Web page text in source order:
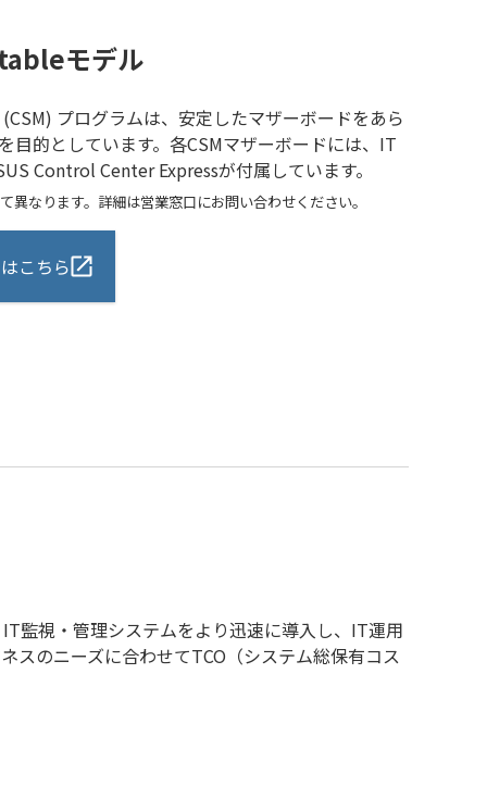
モデル
プログラムは、安定したマザーボードをあら
目的としています。各CSMマザーボードには、IT
Control Center Expressが付属しています。
異なります。詳細は営業窓口にお問い合わせください。
こちら
監視・管理システムをより迅速に導入し、IT運用
スのニーズに合わせてTCO（システム総保有コス